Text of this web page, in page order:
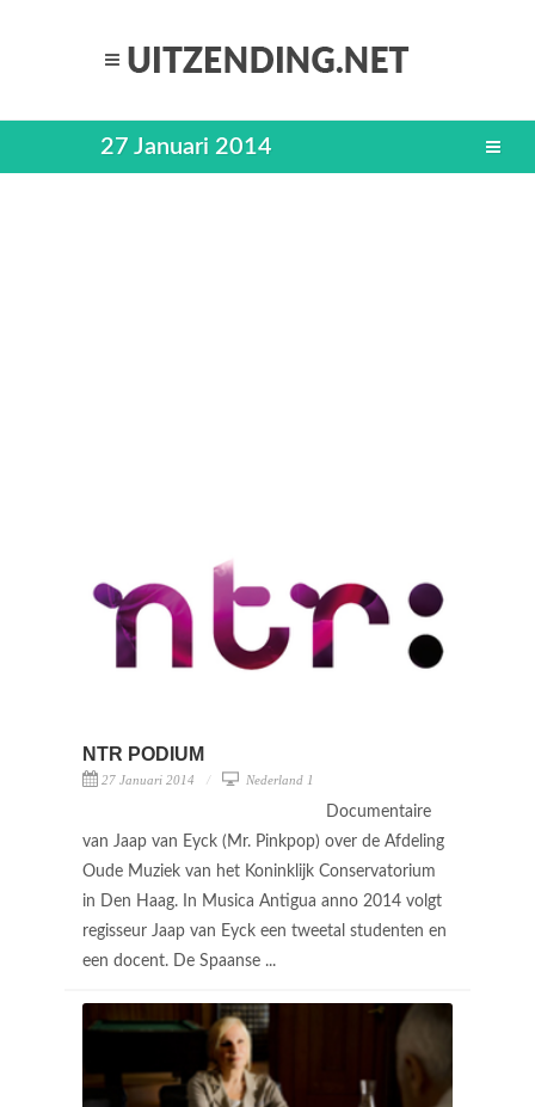
27 Januari 2014
NTR PODIUM
27 Januari 2014 Nederland 1
Documentaire
van Jaap van Eyck (Mr. Pinkpop) over de Afdeling
Oude Muziek van het Koninklijk Conservatorium
in Den Haag. In Musica Antigua anno 2014 volgt
regisseur Jaap van Eyck een tweetal studenten en
een docent. De Spaanse ...